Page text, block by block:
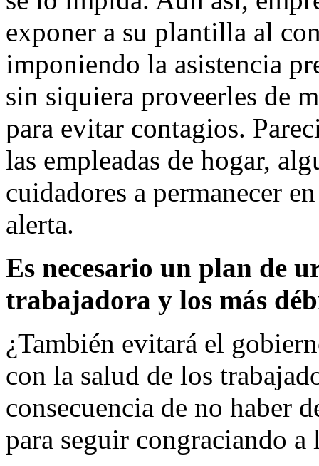
exponer a su plantilla al
imponiendo la asistencia
sin siquiera proveerles de
para evitar contagios.
las empleadas de hogar,
cuidadores a permanecer
alerta.
Es necesario un plan de
trabajadora y los más
¿También evitará el
con la salud de los
consecuencia de no haber
para seguir congraciando a